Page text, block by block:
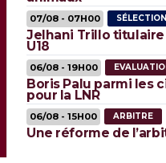
07/08 - 07H00 SÉLECTION
Jelhani Trillo titulaire
U18
06/08 - 19H00
Boris Palu parmi les
pour la LNR
06/08 - 15H00 ARBITRE
Une réforme de